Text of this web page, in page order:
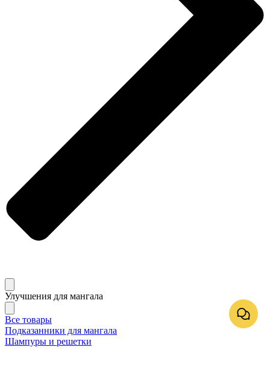
Улучшения для мангала
Все товары
Подказанники для мангала
Шампуры и решетки